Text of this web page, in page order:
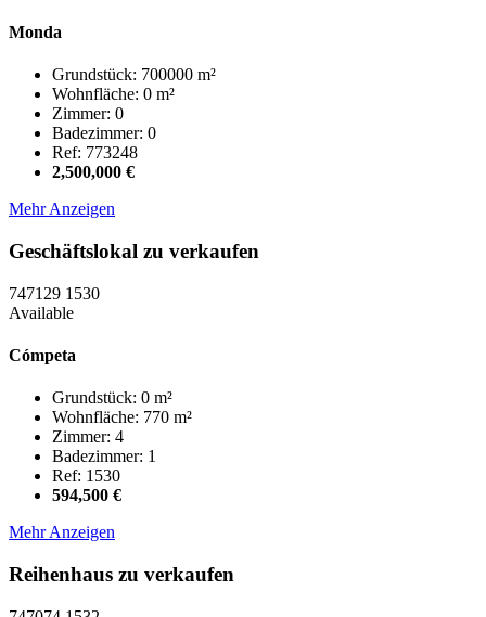
Monda
Grundstück: 700000 m²
Wohnfläche: 0 m²
Zimmer: 0
Badezimmer: 0
Ref: 773248
2,500,000 €
Mehr Anzeigen
Geschäftslokal zu verkaufen
747129 1530
Available
Cómpeta
Grundstück: 0 m²
Wohnfläche: 770 m²
Zimmer: 4
Badezimmer: 1
Ref: 1530
594,500 €
Mehr Anzeigen
Reihenhaus zu verkaufen